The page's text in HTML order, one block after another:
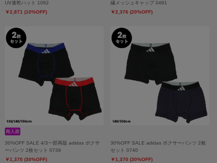
UV速乾ハット 1062
￥2,871 (10%OFF)
繍メッシュキャップ 0481
￥2,376 (20%OFF)
30%OFF SALE 4/3一部再販 adidas ボクサ
ーパンツ 2枚セット 0739
￥1,370 (30%OFF)
30%OFF SALE adidas ボクサーパンツ 2枚
セット 0740
￥1,370 (30%OFF)